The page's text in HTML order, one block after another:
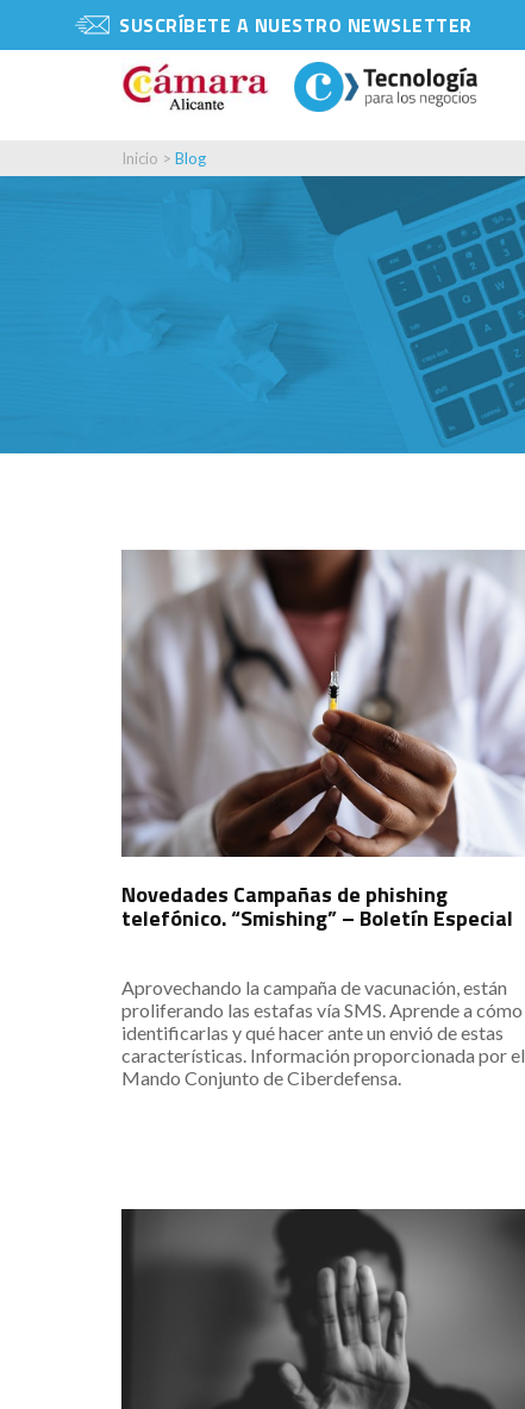
SUSCRÍBETE A NUESTRO NEWSLETTER
Inicio > Blog
Novedades Campañas de phishing
telefónico. “Smishing” – Boletín Especial
Aprovechando la campaña de vacunación, están
proliferando las estafas vía SMS. Aprende a cómo
identificarlas y qué hacer ante un envió de estas
características. Información proporcionada por el
Mando Conjunto de Ciberdefensa.